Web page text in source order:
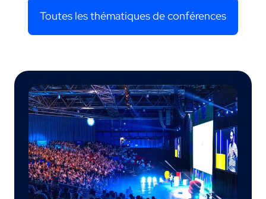
Toutes les thématiques de conférences